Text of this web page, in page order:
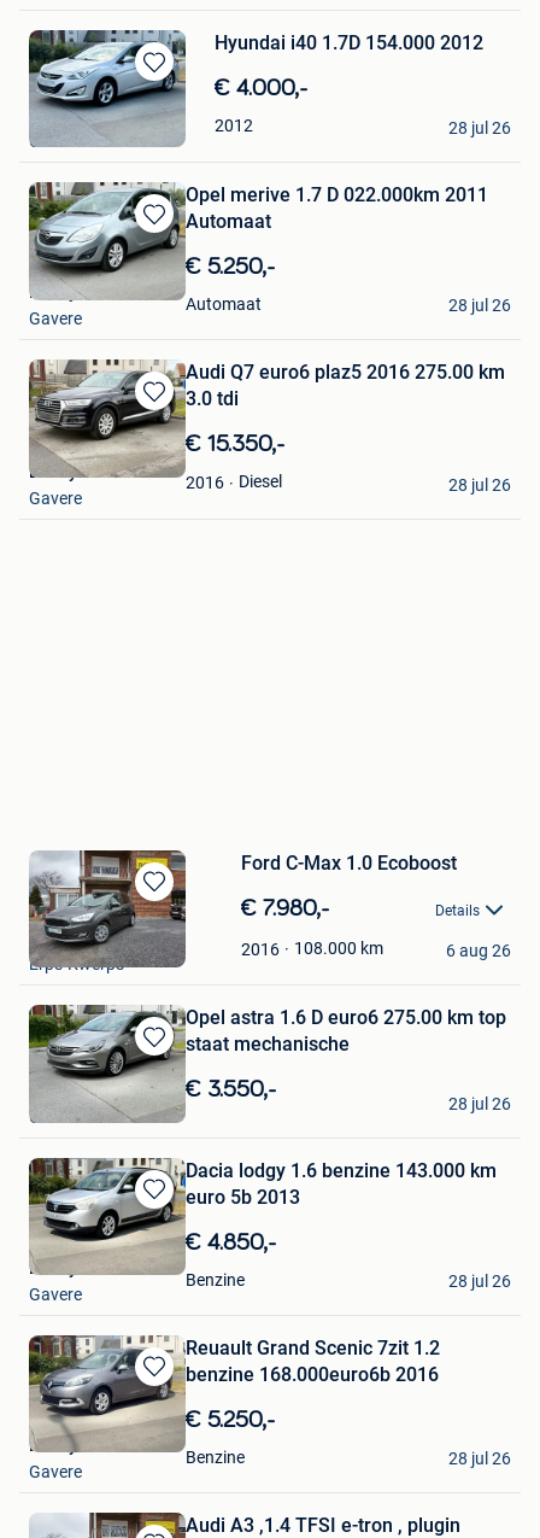
Bewaren
in
Favorieten
Hyundai i40 1.7D 154.000 2012
€ 4.000,-
2012
Benny Cars
Gavere
28 jul 26
Bewaren
in
Favorieten
Opel merive 1.7 D 022.000km 2011
Automaat
€ 5.250,-
Automaat
Benny Cars
Gavere
28 jul 26
Bewaren
in
Mijn
Favorieten
Audi Q7 euro6 plaz5 2016 275.00 km
3.0 tdi
€ 15.350,-
2016 Diesel
Benny Cars
Gavere
28 jul 26
Bewaren
in
Mijn
Favorieten
Ford C-Max 1.0 Ecoboost
€ 7.980,- Details
2016 108.000 km
BCC Cars
Erps-Kwerps
6 aug 26
Bewaren
in
Mijn
Favorieten
Opel astra 1.6 D euro6 275.00 km top
staat mechanische
€ 3.550,-
Benny Cars
Gavere
28 jul 26
Bewaren
in
Mijn
Favorieten
Dacia lodgy 1.6 benzine 143.000 km
euro 5b 2013
€ 4.850,-
Benzine
Benny Cars
Gavere
28 jul 26
Bewaren
in
Mijn
Favorieten
Reuault Grand Scenic 7zit 1.2
benzine 168.000euro6b 2016
€ 5.250,-
Benzine
Benny Cars
Gavere
28 jul 26
Audi A3 ,1.4 TFSI e-tron , plugin